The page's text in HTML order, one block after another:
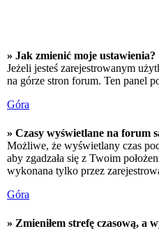
» Jak zmienić moje ustawienia?
Jeżeli jesteś zarejestrowanym
na górze stron forum. Ten panel
Góra
» Czasy wyświetlane na forum
Możliwe, że wyświetlany czas
aby zgadzała się z Twoim
wykonana tylko przez
Góra
» Zmieniłem strefę czasową, a